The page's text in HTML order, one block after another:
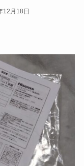
12月18日